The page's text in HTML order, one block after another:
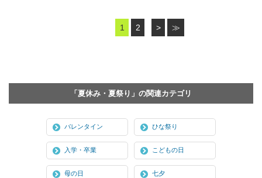
1 2 > ≫
「夏休み・夏祭り」の関連カテゴリ
バレンタイン ひな祭り
入学・卒業 こどもの日
母の日 七夕